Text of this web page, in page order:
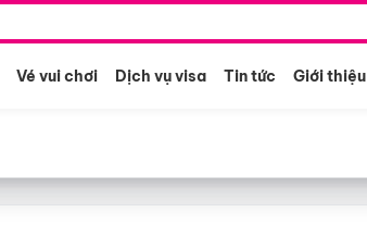
Vé vui chơi Dịch vụ visa Tin tức Giới thiệu